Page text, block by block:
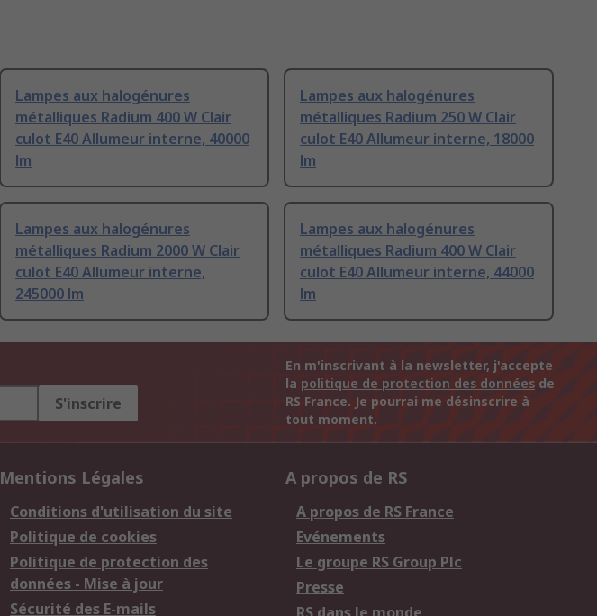
Lampes aux halogénures
métalliques Radium 400 W Clair
culot E40 Allumeur interne, 40000
lm
Lampes aux halogénures
métalliques Radium 250 W Clair
culot E40 Allumeur interne, 18000
lm
Lampes aux halogénures
métalliques Radium 2000 W Clair
culot E40 Allumeur interne,
245000 lm
Lampes aux halogénures
métalliques Radium 400 W Clair
culot E40 Allumeur interne, 44000
lm
S'inscrire
En m'inscrivant à la newsletter, j'accepte
la politique de protection des données de
RS France. Je pourrai me désinscrire à
tout moment.
Mentions Légales
Conditions d'utilisation du site
Politique de cookies
Politique de protection des
données - Mise à jour
Sécurité des E-mails
A propos de RS
A propos de RS France
Evénements
Le groupe RS Group Plc
Presse